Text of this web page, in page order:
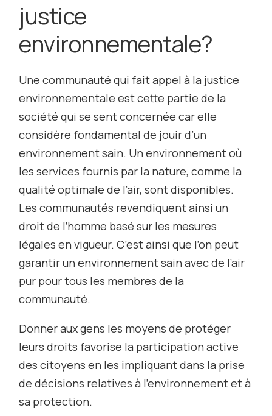
justice
environnementale?
Une communauté qui fait appel à la justice
environnementale est cette partie de la
société qui se sent concernée car elle
considère fondamental de jouir d’un
environnement sain. Un environnement où
les services fournis par la nature, comme la
qualité optimale de l’air, sont disponibles.
Les communautés revendiquent ainsi un
droit de l’homme basé sur les mesures
légales en vigueur. C’est ainsi que l’on peut
garantir un environnement sain avec de l’air
pur pour tous les membres de la
communauté.
Donner aux gens les moyens de protéger
leurs droits favorise la participation active
des citoyens en les impliquant dans la prise
de décisions relatives à l’environnement et à
sa protection.